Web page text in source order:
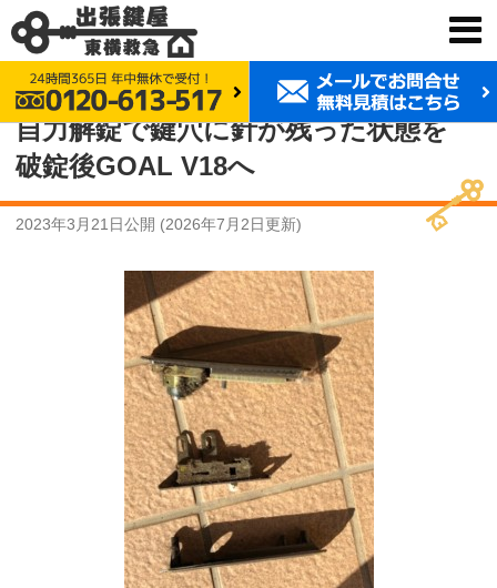
鍵交換 東横救急 事例紹介 自力解錠で鍵穴に針が残った状態を破錠後GOAL V18へ
自力解錠で鍵穴に針が残った状態を
破錠後GOAL V18へ
2023年3月21日公開 (2026年7月2日更新)